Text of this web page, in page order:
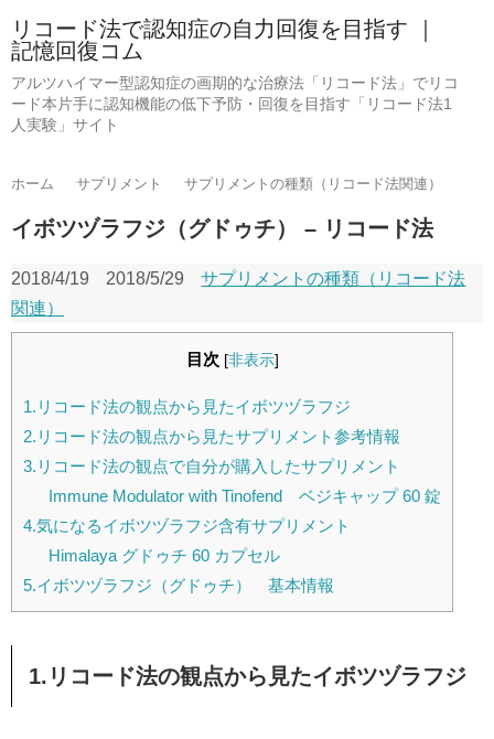
リコード法で認知症の自力回復を目指す ｜
記憶回復コム
アルツハイマー型認知症の画期的な治療法「リコード法」でリコ
ード本片手に認知機能の低下予防・回復を目指す「リコード法1
人実験」サイト
ホーム サプリメント サプリメントの種類（リコード法関連）
イボツヅラフジ（グドゥチ） – リコード法
2018/4/19 2018/5/29
サプリメントの種類（リコード法
関連）
目次 [非表示]
1.リコード法の観点から見たイボツヅラフジ
2.リコード法の観点から見たサプリメント参考情報
3.リコード法の観点で自分が購入したサプリメント
Immune Modulator with Tinofend ベジキャップ 60 錠
4.気になるイボツヅラフジ含有サプリメント
Himalaya グドゥチ 60 カプセル
5.イボツヅラフジ（グドゥチ） 基本情報
1.リコード法の観点から見たイボツヅラフジ